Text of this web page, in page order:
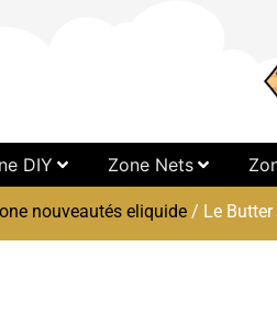
DIY Zone Nets
nouveautés eliquide/ Le Butter